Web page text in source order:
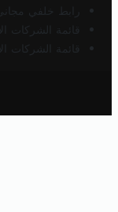
رابط خلفي
قائمة الشركات
قائمة الشركات